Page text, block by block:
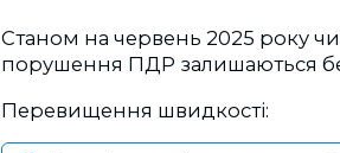
Станом на червень 2025 року
порушення ПДР залишаються
Перевищення швидкості: